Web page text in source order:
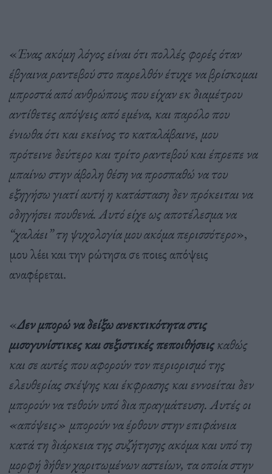
«Ένας ακόμη λόγος είναι ότι πολλές φορές όταν
έβγαινα ραντεβού στο παρελθόν έτυχε να βρίσκομαι
μπροστά από ανθρώπους που είχαν εκ διαμέτρου
αντίθετες απόψεις από εμένα, και παρόλο που
ένιωθα ότι και εκείνος το καταλάβαινε, μου
πρότεινε δεύτερο και τρίτο ραντεβού και έπρεπε να
μπαίνω στην άβολη θέση να προσπαθώ να του
εξηγήσω γιατί αυτή η κατάσταση δεν πρόκειται να
οδηγήσει πουθενά. Αυτό είχε ως αποτέλεσμα να
“χαλάει” τη ψυχολογία μου ακόμα περισσότερο»,
μου λέει και την ρώτησα σε ποιες απόψεις
αναφέρεται.
«Δεν μπορώ να δείξω ανεκτικότητα στις
μισογυνίστικες και σεξιστικές πεποιθήσειςκαθώς
και σε αυτές που αφορούν τον περιορισμό της
ελευθερίας σκέψης και έκφρασης και εννοείται δεν
μπορούν να τεθούν υπό δια πραγμάτευση. Αυτές οι
«απόψεις» μπορούν να έρθουν στην επιφάνεια
κατά τη διάρκεια της συζήτησης ακόμα και υπό τη
μορφή δήθεν χαριτωμένων αστείων, τα οποία στην